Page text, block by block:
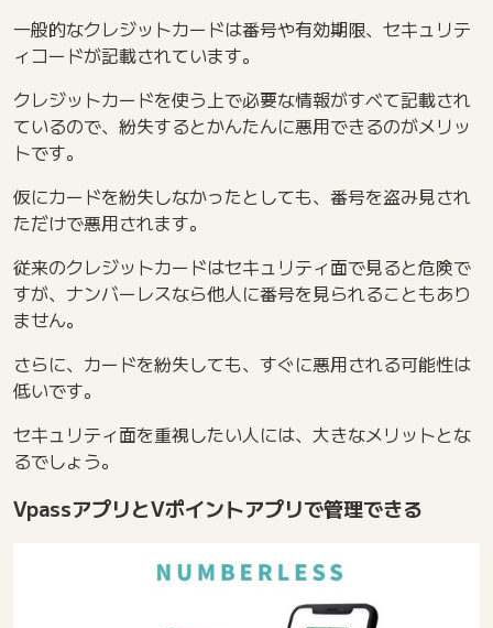
一般的なクレジットカードは番号や有効期限、セキュリテ
ィコードが記載されています。
クレジットカードを使う上で必要な情報がすべて記載され
ているので、紛失するとかんたんに悪用できるのがメリッ
トです。
仮にカードを紛失しなかったとしても、番号を盗み見され
ただけで悪用されます。
従来のクレジットカードはセキュリティ面で見ると危険で
すが、ナンバーレスなら他人に番号を見られることもあり
ません。
さらに、カードを紛失しても、すぐに悪用される可能性は
低いです。
セキュリティ面を重視したい人には、大きなメリットとな
るでしょう。
VpassアプリとVポイントアプリで管理できる